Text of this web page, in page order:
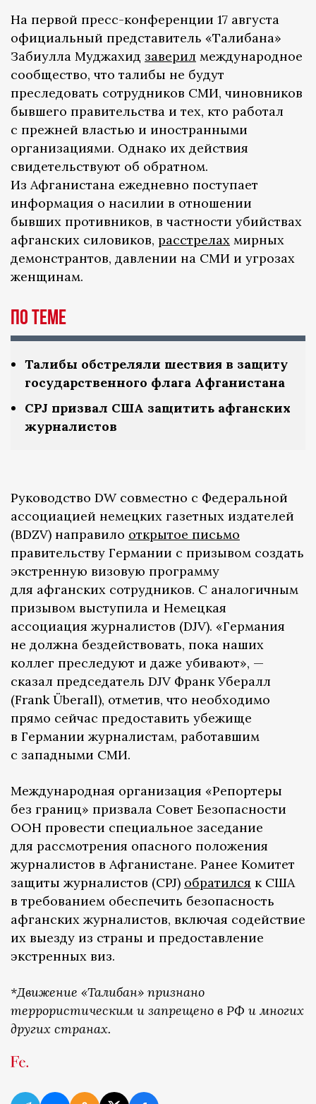
На первой пресс-конференции 17 августа
официальный представитель «Талибана»
Забиулла Муджахид заверил международное
сообщество, что талибы не будут
преследовать сотрудников СМИ, чиновников
бывшего правительства и тех, кто работал
с прежней властью и иностранными
организациями. Однако их действия
свидетельствуют об обратном.
Из Афганистана ежедневно поступает
информация о насилии в отношении
бывших противников, в частности убийствах
афганских силовиков, расстрелах мирных
демонстрантов, давлении на СМИ и угрозах
женщинам.
По теме
Талибы обстреляли шествия в защиту
государственного флага Афганистана
CPJ призвал США защитить афганских
журналистов
Руководство DW совместно с Федеральной
ассоциацией немецких газетных издателей
(BDZV) направило открытое письмо
правительству Германии с призывом создать
экстренную визовую программу
для афганских сотрудников. С аналогичным
призывом выступила и Немецкая
ассоциация журналистов (DJV). «Германия
не должна бездействовать, пока наших
коллег преследуют и даже убивают», —
сказал председатель DJV Франк Убералл
(Frank Überall), отметив, что необходимо
прямо сейчас предоставить убежище
в Германии журналистам, работавшим
с западными СМИ.
Международная организация «Репортеры
без границ» призвала Совет Безопасности
ООН провести специальное заседание
для рассмотрения опасного положения
журналистов в Афганистане. Ранее Комитет
защиты журналистов (CPJ) обратился к США
в требованием обеспечить безопасность
афганских журналистов, включая содействие
их выезду из страны и предоставление
экстренных виз.
*Движение «Талибан» признано
террористическим и запрещено в РФ и многих
других странах.